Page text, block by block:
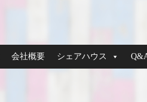
会社概要 シェアハウス